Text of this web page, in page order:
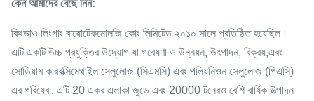
কেন আমাদের বেছে নিন:
কিংডাও লিংগাং বায়োটেকনোলজি কোং লিমিটেড ২০১০ সালে প্রতিষ্ঠিত হয়েছিল।
এটি একটি উচ্চ প্রযুক্তির উদ্যোগ যা গবেষণা ও উন্নয়ন, উৎপাদন, বিক্রয়,এবং
সোডিয়াম কারবক্সিমেথাইল সেলুলোজ (সিএমসি) এবং পলিয়নিওন সেলুলোজ (পিএসি)
এর পরিষেবা. এটি 20 একর এলাকা জুড়ে এবং 20000 টনেরও বেশি বার্ষিক উত্পাদন